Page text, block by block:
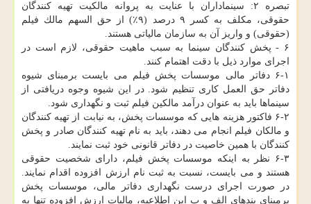
تبصره ۲: سینماداران با عنایت به پروانه مالكیت تهیه كنندگان
حقوقی، مكلف به كسر ۹ درصد (۹٪) از حق السهم مالك فیلم
(حقوقی) و واریز آن به سازمان مالیاتی هستند.
۶ - پخش كنندگان سینما به سبب ماهیت حقوقی، لازم است در
اجرای موارد ذیل با دقت اهتمام كنند.
۶-۱ دفاتر مالی موسسات پخش فیلم می بایست برمبنای شیوه
دفاتر حق العمل كاری تنظیم شود. در این شیوه وجوه دریافتی از
سینماها باید به عنوان درآمد مالكین فیلم ثبت و نگهداری شود.
۶-۲ فاكتور هزینه هایی كه موسسات پخش، به نیابت از تهیه كنندگان
و مالكان فیلم انجام می دهند، باید به نام تهیه كنندگان صادر و پخش
كنندگان با همین خاصیت در دفاتر قانونی خود ثبت نمایند.
۶-۳ نظر به اینكه موسسات پخش فیلم، دارای شخصیت حقوقی
هستند و می بایست، نسبت به ثبت نام ارزش افزوده اقدام نمایند.
در صورت اجرای درست نگهداری دفاتر مالی، موسسات پخش
برمبنای بندهای الف و ب این اطلاعیه، مالیات ارزش افزوده تنها به